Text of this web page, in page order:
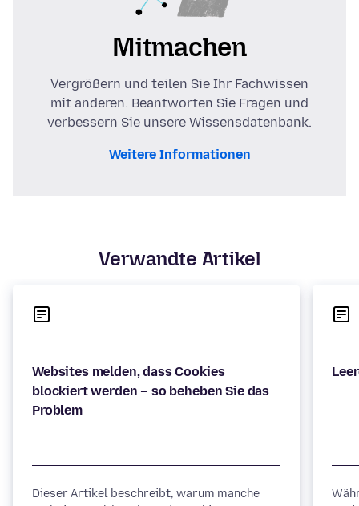
Mitmachen
Vergrößern und teilen Sie Ihr Fachwissen
mit anderen. Beantworten Sie Fragen und
verbessern Sie unsere Wissensdatenbank.
Weitere Informationen
Verwandte Artikel
Websites melden, dass Cookies
blockiert werden – so beheben Sie das
Problem
Dieser Artikel beschreibt, warum manche